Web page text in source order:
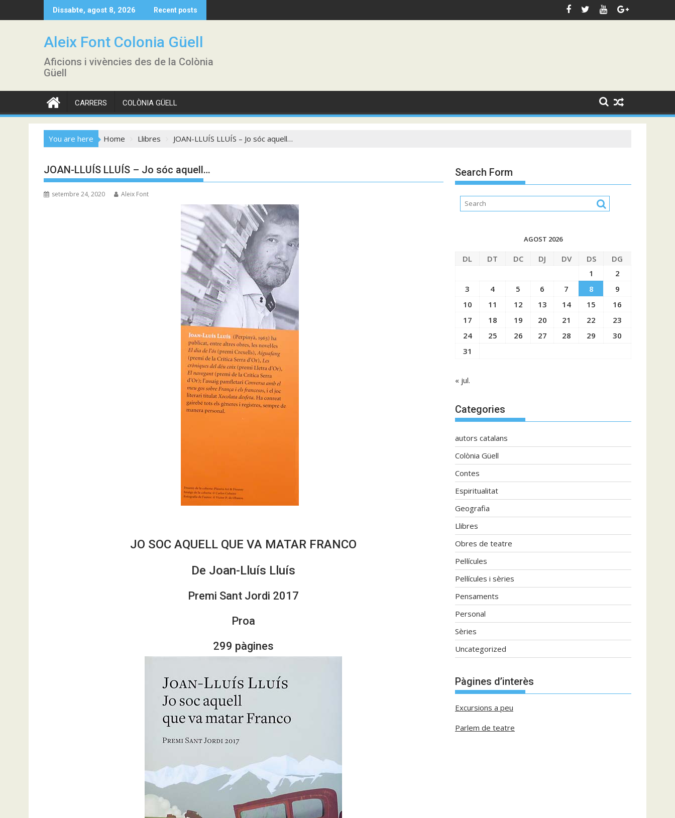
to
Dissabte, agost 8, 2026 Recent posts
Aleix Font Colonia Güell
Aficions i vivències des de la Colònia
Güell
CARRERS COLÒNIA GÜELL
You are here Home Llibres JOAN-LLUÍS LLUÍS – Jo sóc aquell…
JOAN-LLUÍS LLUÍS – Jo sóc aquell…
setembre 24, 2020 Aleix Font
JO SOC AQUELL QUE VA MATAR FRANCO
De Joan-Lluís Lluís
Premi Sant Jordi 2017
Proa
299 pàgines
Search Form
AGOST 2026
DL DT DC DJ DV DS
DG
1
2
3
4 5 6 7 8
9
10
11 12 13 14 15
16
17
18 19 20 21 22
23
24
25 26 27 28 29
30
31
« jul.
Categories
autors catalans
Colònia Güell
Contes
Espiritualitat
Geografia
Llibres
Obres de teatre
Pel·lícules
Pel·lícules i sèries
Pensaments
Personal
Sèries
Uncategorized
Pàgines d’interès
Excursions a peu
Parlem de teatre